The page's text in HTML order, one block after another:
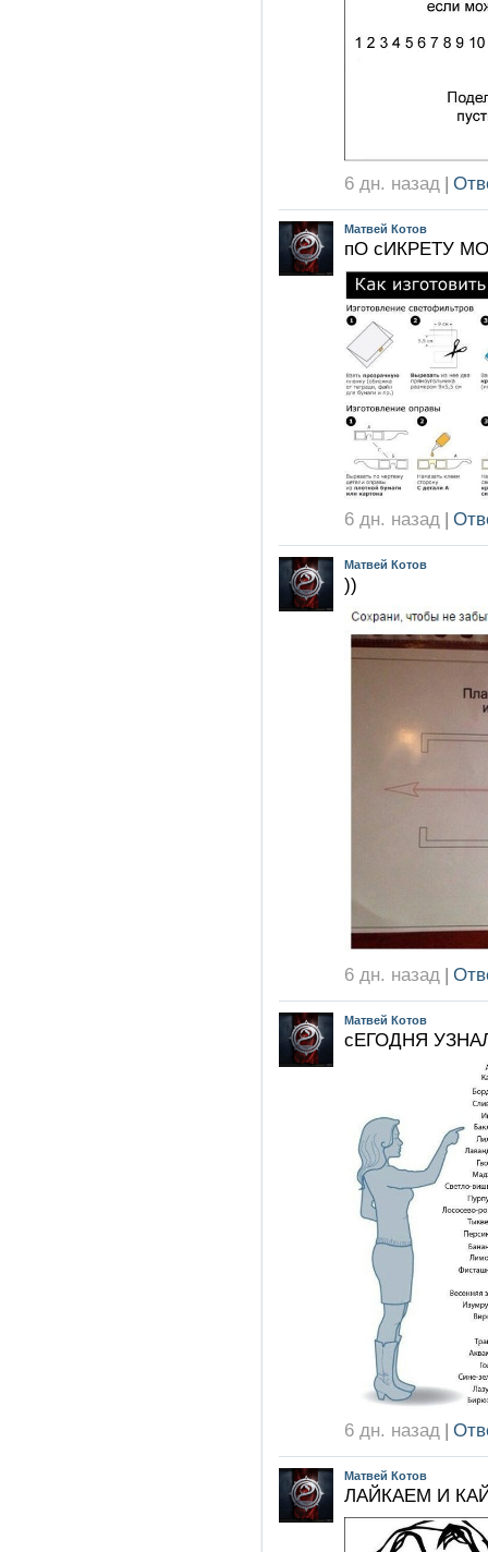
6 дн. назад |
Матвей Котов
пО сИКРЕТУ
6 дн. назад |
Матвей Котов
))
6 дн. назад |
Матвей Котов
сЕГОДНЯ
6 дн. назад |
Матвей Котов
ЛАЙКАЕМ И